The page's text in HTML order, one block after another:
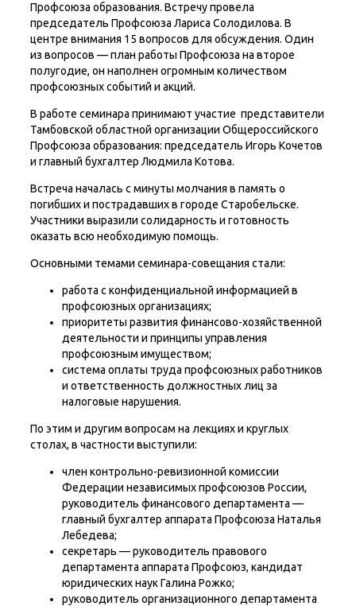
Профсоюза образования. Встречу провела
председатель Профсоюза Лариса Солодилова. В
центре внимания 15 вопросов для обсуждения. Один
из вопросов — план работы Профсоюза на второе
полугодие, он наполнен огромным количеством
профсоюзных событий и акций.
В работе семинара принимают участие представители
Тамбовской областной организации Общероссийского
Профсоюза образования: председатель Игорь Кочетов
и главный бухгалтер Людмила Котова.
Встреча началась с минуты молчания в память о
погибших и пострадавших в городе Старобельске.
Участники выразили солидарность и готовность
оказать всю необходимую помощь.
Основными темами семинара-совещания стали:
работа с конфиденциальной информацией в
профсоюзных организациях;
приоритеты развития финансово-хозяйственной
деятельности и принципы управления
профсоюзным имуществом;
система оплаты труда профсоюзных работников
и ответственность должностных лиц за
налоговые нарушения.
По этим и другим вопросам на лекциях и круглых
столах, в частности выступили:
член контрольно-ревизионной комиссии
Федерации независимых профсоюзов России,
руководитель финансового департамента —
главный бухгалтер аппарата Профсоюза Наталья
Лебедева;
секретарь — руководитель правового
департамента аппарата Профсоюз, кандидат
юридических наук Галина Рожко;
руководитель организационного департамента